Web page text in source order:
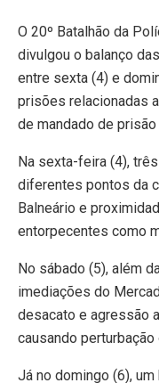
O 20º Batalhão da
divulgou o balanço
entre sexta (4) e
prisões relacionadas
de mandado de
Na sexta-feira (4),
diferentes pontos da
Balneário e
entorpecentes como
No sábado (5), além
imediações do
desacato e agressão
causando
Já no domingo (6),